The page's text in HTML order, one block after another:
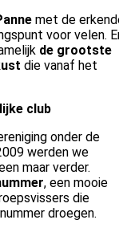
met de
voor velen.
de grootste
die vanaf het
club
onder de
werden we
maar verder.
, een mooie
die
droegen.